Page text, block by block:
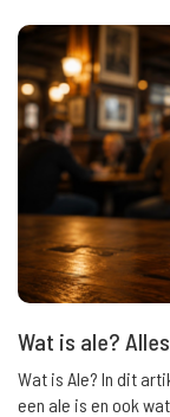
Wat is ale?
Wat is Ale? In dit
een ale is en ook